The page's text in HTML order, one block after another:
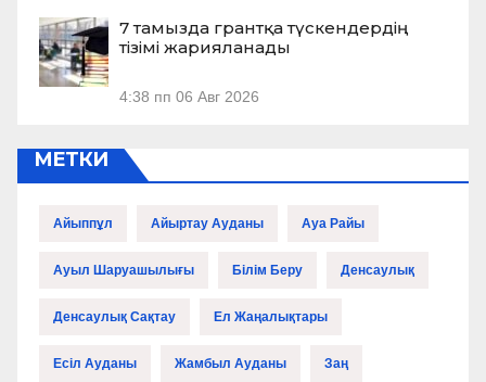
7 тамызда грантқа түскендердің
тізімі жарияланады
4:38 пп 06 Авг 2026
МЕТКИ
Айыппұл Айыртау Ауданы Ауа Райы
Ауыл Шаруашылығы Білім Беру Денсаулық
Денсаулық Сақтау Ел Жаңалықтары
Есіл Ауданы Жамбыл Ауданы Заң